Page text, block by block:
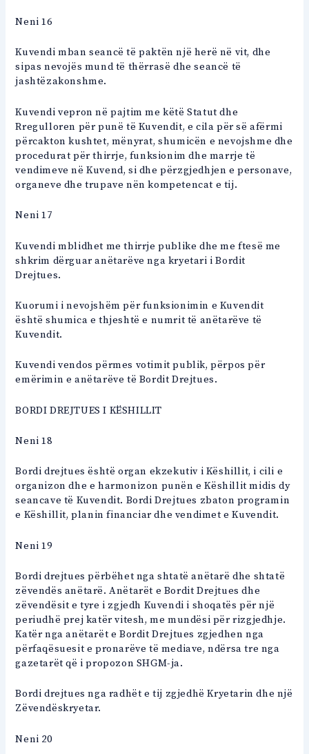
Neni 16
Kuvendi mban seancë të paktën një herë në vit, dhe
sipas nevojës mund të thërrasë dhe seancë të
jashtëzakonshme.
Kuvendi vepron në pajtim me këtë Statut dhe
Rregulloren për punë të Kuvendit, e cila për së afërmi
përcakton kushtet, mënyrat, shumicën e nevojshme dhe
procedurat për thirrje, funksionim dhe marrje të
vendimeve në Kuvend, si dhe përzgjedhjen e personave,
organeve dhe trupave nën kompetencat e tij.
Neni 17
Kuvendi mblidhet me thirrje publike dhe me ftesë me
shkrim dërguar anëtarëve nga kryetari i Bordit
Drejtues.
Kuorumi i nevojshëm për funksionimin e Kuvendit
është shumica e thjeshtë e numrit të anëtarëve të
Kuvendit.
Kuvendi vendos përmes votimit publik, përpos për
emërimin e anëtarëve të Bordit Drejtues.
BORDI DREJTUES I KËSHILLIT
Neni 18
Bordi drejtues është organ ekzekutiv i Këshillit, i cili e
organizon dhe e harmonizon punën e Këshillit midis dy
seancave të Kuvendit. Bordi Drejtues zbaton programin
e Këshillit, planin financiar dhe vendimet e Kuvendit.
Neni 19
Bordi drejtues përbëhet nga shtatë anëtarë dhe shtatë
zëvendës anëtarë. Anëtarët e Bordit Drejtues dhe
zëvendësit e tyre i zgjedh Kuvendi i shoqatës për një
periudhë prej katër vitesh, me mundësi për rizgjedhje.
Katër nga anëtarët e Bordit Drejtues zgjedhen nga
përfaqësuesit e pronarëve të mediave, ndërsa tre nga
gazetarët që i propozon SHGM-ja.
Bordi drejtues nga radhët e tij zgjedhë Kryetarin dhe një
Zëvendëskryetar.
Neni 20